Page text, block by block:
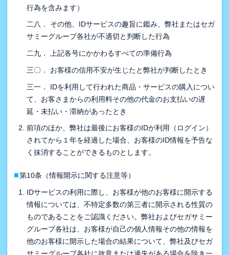
行為を含みます）
二八． その他、IDサービスの趣旨に鑑み、弊社またはセガ
サミーグループ各社が不適切と判断した行為
二九． 上記各号にかかわるすべての準備行為
三〇． お客様の信用不安が生じたと弊社が判断したとき
三一． IDを利用して行われた商品・サービスの購入につい
て、お客さまからの利用料その他の代金のお支払いの遅
延・未払い・滞納があったとき
前項のほか、弊社は最後にお客様のIDが利用（ログイン）
されてから１年を経過した場合、お客様のID情報を予告な
く抹消することができるものとします。
■第10条（情報開示に関する注意等）
IDサービスの利用に際し、お客様が他のお客様に開示する
情報については、不特定多数の第三者に開示される性質の
ものであることをご認識ください。弊社およびセガサミー
グループ各社は、お客様が自己の個人情報その他の情報を
他のお客様に開示した場合の結果について、弊社及びセガ